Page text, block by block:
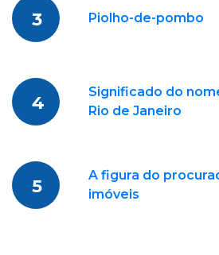
3 Piolho-de-pombo
4
Significado do
Rio de Janeiro
5
A figura do
imóveis